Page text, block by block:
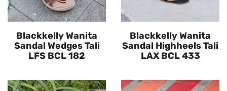
Blackkelly Wanita
Sandal Wedges Tali
LFS BCL 182
Blackkelly Wanita
Sandal Highheels Tali
LAX BCL 433